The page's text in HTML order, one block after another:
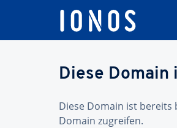
Diese
Diese Domain ist bereits
Domain zugreifen.